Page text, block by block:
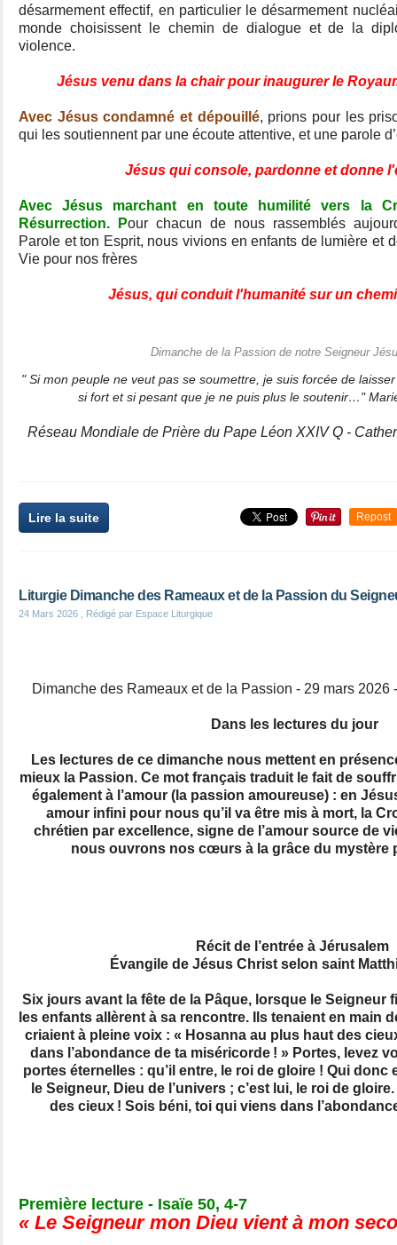
désarmement effectif, en particulier le désarmement
monde choisissent le chemin de dialogue et de la
violence.
Jésus venu dans la chair pour inaugurer le
Avec Jésus condamné et dépouillé, prions pour les
qui les soutiennent par une écoute attentive, et une parole
Jésus qui console, pardonne et donne
Avec Jésus marchant en toute humilité vers la
Résurrection. Pour chacun de nous rassemblés
Parole et ton Esprit, nous vivions en enfants de lumière et
Vie pour nos frères
Jésus, qui conduit l'humanité sur un
Dimanche de la Passion de notre Seigneur
" Si mon peuple ne veut pas se soumettre, je suis forcée de
si fort et si pesant que je ne puis plus le soutenir…"
Réseau Mondiale de Prière du Pape Léon XXIV Q -
Lire la suite Repost
Liturgie Dimanche des Rameaux et de la Passion du
24 Mars 2026 , Rédigé par Espace Liturgique
Dimanche des Rameaux et de la Passion - 29 mars 2026
Dans les lectures du jour
Les lectures de ce dimanche nous mettent en
mieux la Passion. Ce mot français traduit le fait de
également à l’amour (la passion amoureuse) : en
amour infini pour nous qu’il va être mis à mort, la
chrétien par excellence, signe de l’amour source de
nous ouvrons nos cœurs à la grâce du mystère
Récit de l’entrée à Jérusalem
Évangile de Jésus Christ selon saint
Six jours avant la fête de la Pâque, lorsque le Seigneur
les enfants allèrent à sa rencontre. Ils tenaient en main
criaient à pleine voix : « Hosanna au plus haut des
dans l’abondance de ta miséricorde ! » Portes, levez
portes éternelles : qu’il entre, le roi de gloire ! Qui donc
le Seigneur, Dieu de l’univers ; c’est lui, le roi de
des cieux ! Sois béni, toi qui viens dans
Première lecture - Isaïe 50, 4-7
« Le Seigneur mon Dieu vient à mon